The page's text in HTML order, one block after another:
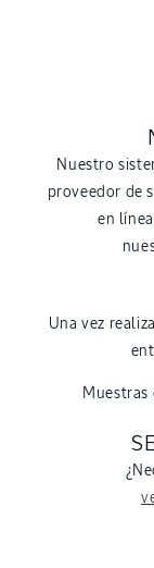
Nuestro
proveedor de
en
Una vez
Muestras